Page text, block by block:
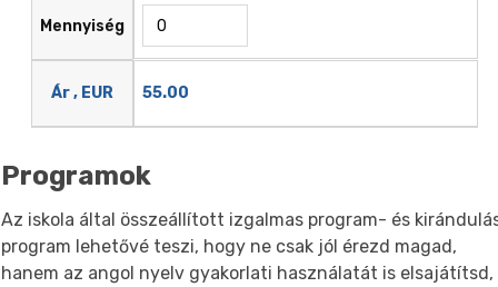
Mennyiség
Ár , EUR 55.00
Programok
Az iskola által összeállított izgalmas program- és
program lehetővé teszi, hogy ne csak jól érezd magad,
hanem az angol nyelv gyakorlati használatát is elsajátítsd,